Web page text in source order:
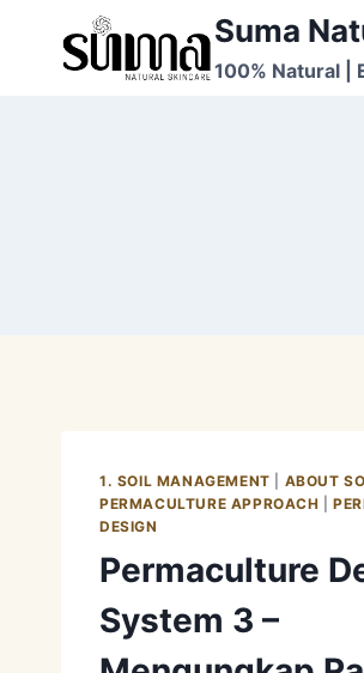
Suma
100% Natural |
1. SOIL MANAGEMENT ABOUT
PERMACULTURE APPROACH |
DESIGN
Permaculture
System 3 –